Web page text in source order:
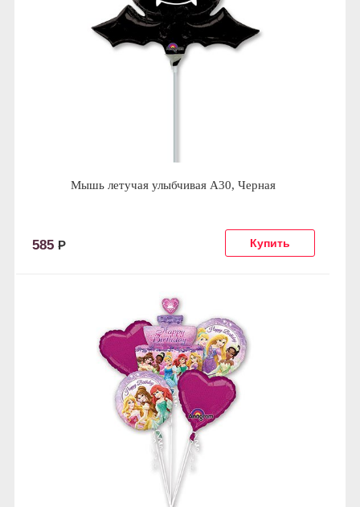
Мышь летучая улыбчивая А30, Черная
585 Р